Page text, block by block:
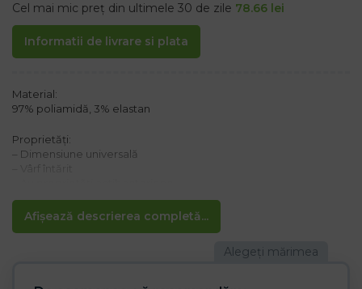
Cel mai mic preț din ultimele 30 de zile 78.66 lei
Informatii de livrare si plata
Afișează descrierea completă...
Material:
97% poliamidă, 3% elastan
Proprietăți:
– Dimensiune universală
– Potrivit și pentru încercarea pantofilor
– Culoare neagră
– 120 bucăți la pachet